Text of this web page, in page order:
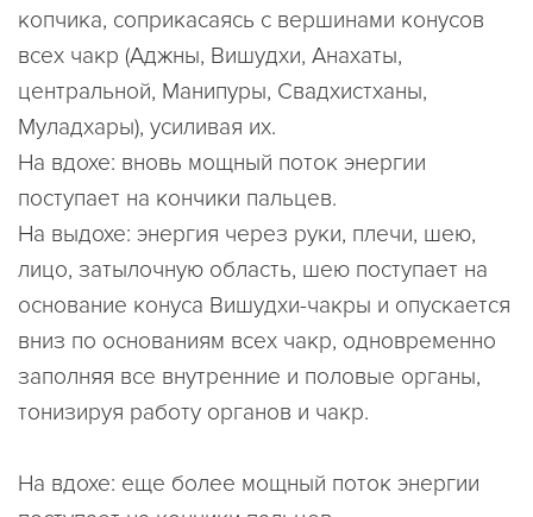
копчика, соприкасаясь с вершинами конусов
всех чакр (Аджны, Вишудхи, Анахаты,
центральной, Манипуры, Свадхистханы,
Муладхары), усиливая их.
На вдохе: вновь мощный поток энергии
поступает на кончики пальцев.
На выдохе: энергия через руки, плечи, шею,
лицо, затылочную область, шею поступает на
основание конуса Вишудхи-чакры и опускается
вниз по основаниям всех чакр, одновременно
заполняя все внутренние и половые органы,
тонизируя работу органов и чакр.
На вдохе: еще более мощный поток энергии